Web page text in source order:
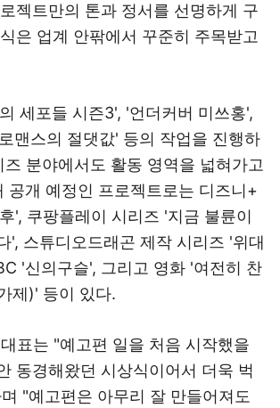
젝트만의 톤과 정서를 선명하게 구
은 업계 안팎에서 꾸준히 주목받고
세포들 시즌3', '언더커버 미쓰홍',
맨스의 절댓값' 등의 작업을 진행하
분야에서도 활동 영역을 넓혀가고
공개 예정인 프로젝트로는 디즈니+
', 쿠팡플레이 시리즈 '지금 불륜이
', 스튜디오드래곤 제작 시리즈 '위대
'신의구슬', 그리고 영화 '여전히 찬
제)' 등이 있다.
표는 "예고편 일을 처음 시작했을
동경해왔던 시상식이어서 더욱 벅
"예고편은 아무리 잘 만들어져도